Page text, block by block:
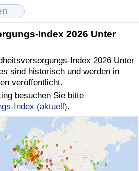
Index 2026 Unter
Index 2026 Unter
sind historisch und werden in
veröffentlicht.
besuchen Sie bitte
Index (aktuell).
Index (aktuell)
Index
Index nach Land
(aktuell)
nach Land
(aktuell)
nach Land